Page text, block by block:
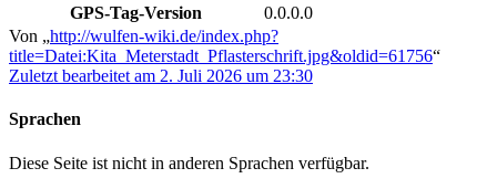
GPS-Tag-Version
0.0.0.0
Von „http://wulfen-wiki.de/index.php?
title=Datei:Kita_Meterstadt_Pflasterschrift.jpg&oldid=61756“
Zuletzt bearbeitet am 2. Juli 2026 um 23:30
Sprachen
Diese Seite ist nicht in anderen Sprachen verfügbar.